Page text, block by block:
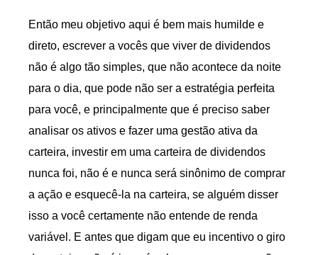
Então meu objetivo aqui é bem mais humilde e
direto, escrever a vocês que viver de dividendos
não é algo tão simples, que não acontece da noite
para o dia, que pode não ser a estratégia perfeita
para você, e principalmente que é preciso saber
analisar os ativos e fazer uma gestão ativa da
carteira, investir em uma carteira de dividendos
nunca foi, não é e nunca será sinônimo de comprar
a ação e esquecê-la na carteira, se alguém disser
isso a você certamente não entende de renda
variável. E antes que digam que eu incentivo o giro